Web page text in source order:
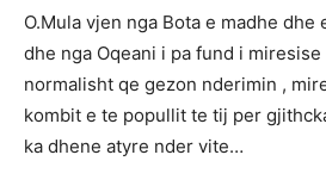
O.Mula vjen nga Bota e madhe
dhe nga Oqeani i pa fund i
normalisht qe gezon nderimin ,
kombit e te popullit te tij per
ka dhene atyre nder vite…